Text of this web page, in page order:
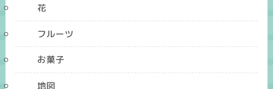
花
フルーツ
お菓子
地図